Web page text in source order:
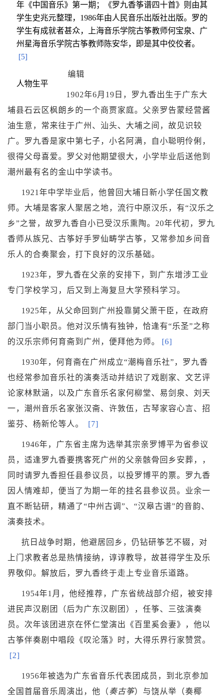
年《中国音乐》第一期；《罗九香筝谱四十首》则由其
学生史兆元整理，1986年由人民音乐出版社出版。罗的
学生有成就者甚众，上海音乐学院古筝教师何宝泉、广
州星海音乐学院古筝教师陈安华，即是其中佼佼者。
[5]
人物生平
编辑
1902年6月19日，罗九香出生于广东大
埔县石云区枫朗乡的一个商贾家庭。父亲罗告蒙经营酱
油生意，常来往于广州、汕头、大埔之间，故见识较
广。罗九香是家中第七子，小名阿满，自小聪明伶俐，
很得父母喜爱。罗父对他期望很大，小学毕业后送他到
潮州最有名的金山中学读书。
1921年中学毕业后，他曾回大埔日新小学任国文教
师。大埔是客家人聚居之地，流行中原汉乐，有“汉乐之
乡”之誉，故罗九香自小已受汉乐熏陶。20年代初，罗九
香师从族兄、古筝好手罗仙畴学古筝，又常参加乡间音
乐人的合奏聚会，打下良好的汉乐基础。
1923年，罗九香在父亲的安排下，到广东增涉工业
专门学校学习，后又到上海复旦大学预科学习。
1925年，从父命回到广州投靠舅父萧干臣，在政府
部门当小职员。他对汉乐情有独钟，恰逢有“乐圣”之称
的汉乐宗师何育斋到广州，便拜他为师。 [6]
1930年，何育斋在广州成立“潮梅音乐社”，罗九香
也经常参加音乐社的演奏活动并结识了戏剧家、文艺评
论家林默涵 ，以及广东音乐名家何柳堂、 易剑泉 、 刘天
一，潮州音乐名家张汉斋、许敦伍，古琴家容心言、招
鉴芬、 杨新伦等人。 [7]
1946年，广东省主席为选举其宗亲罗博平为省参议
员，适逢罗九香要携客死广州的父亲骸骨回乡安葬，，
同时请罗九香担任县参议员，以投罗博平的票。罗九香
因人情难却，便当了为期一年的挂名县参议员。业余一
直不断钻研，精通了“中州古调”、“汉皋古谱”的音韵、
演奏技术。
抗日战争时期，他避居回乡，仍钻研筝艺不辍，对
上门求教者总是热情接纳，谆谆教导，故甚得学生及乐
界敬仰。解放后，罗九香终于走上专业音乐道路。
1954年1月，他经推荐，广东省统战部介绍，被安排
进民声汉剧团（后为广东汉剧团），任筝、三弦演奏
员。次年该团进京在怀仁堂演出《百里奚会妻》，他以
古筝伴奏剧中唱段《叹沦落》时，大得乐界行家赞赏。
[2]
1956年被选为广东省音乐代表团成员，到北京参加
全国首届音乐周演出，他（奏古筝）与饶从举 （奏椰